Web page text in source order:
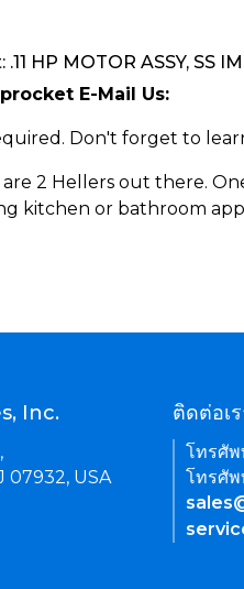
HP MOTOR ASSY, SS
E-Mail Us:
Don't forget to
2 Hellers out there.
kitchen or bathroom
Inc.
07932, USA
ติดต่อเ
โทรศัพ
โทรศัพ